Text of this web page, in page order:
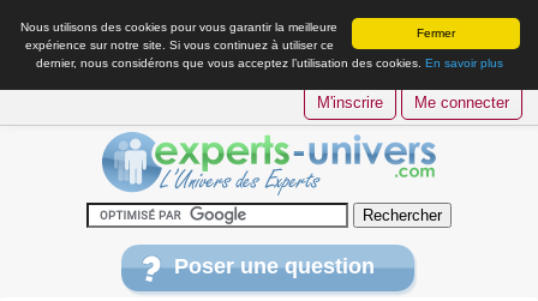
Fermer
Nous utilisons des cookies pour vous garantir la meilleure
expérience sur notre site. Si vous continuez à utiliser ce
dernier, nous considérons que vous acceptez l’utilisation des cookies. En savoir plus
M'inscrire Me connecter
Poser une question